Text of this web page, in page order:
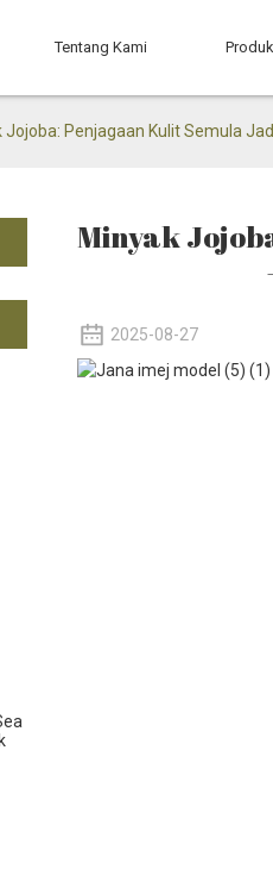
Tentang Kami Produk
Jojoba: Penjagaan Kulit Semula
Minyak
2025-08-27